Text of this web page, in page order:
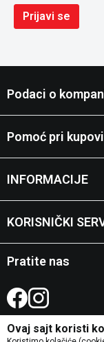
Prijavi se
Podaci o
Pomoć pri
INFORMACIJE
KORISNIČKI
Pratite nas
Ovaj sajt koristi